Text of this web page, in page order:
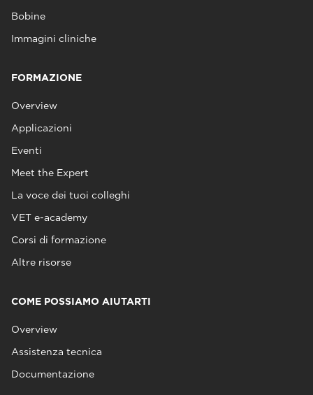
Bobine
Immagini cliniche
FORMAZIONE
Overview
Applicazioni
Eventi
Meet the Expert
La voce dei tuoi colleghi
VET e-academy
Corsi di formazione
Altre risorse
COME POSSIAMO AIUTARTI
Overview
Assistenza tecnica
Documentazione